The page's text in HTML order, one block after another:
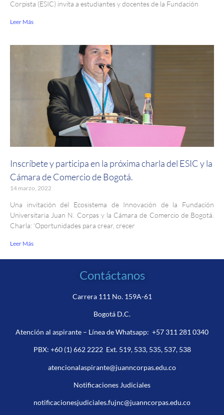
Corpista (ESIC) invita a estudiantes y docentes de la Fundación
Leer Más
Inscríbete y participa en la próxima charla del ESIC y la
Cámara de Comercio de Bogotá.
14 marzo, 2022
Una invitación del Ecosistema de Innovación de la Fundación
Universitaria Juan N. Corpas y la Cámara de Comercio de Bogotá.
Charla: ‘Oportunidades para crear, crecer
Leer Más
Contáctanos
Carrera 111 No. 159A-61
Bogotá D.C.
Atención al aspirante – Línea de Whatsapp: +57 311 281 0340
PBX: +60 (1) 662 2222Ext. 519, 533, 535, 537, 538
atencionalaspirante@juanncorpas.edu.co
Notificaciones Judiciales
notificacionesjudiciales.fujnc@juanncorpas.edu.co